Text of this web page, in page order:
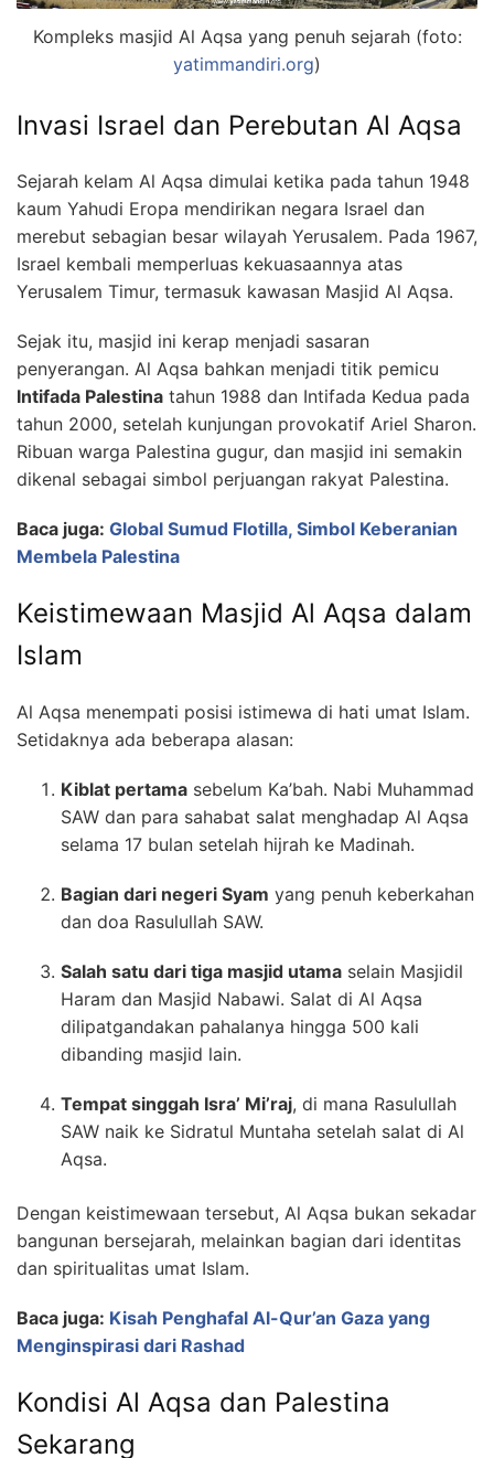
Kompleks masjid Al Aqsa yang penuh sejarah (foto:
yatimmandiri.org)
Invasi Israel dan Perebutan Al Aqsa
Sejarah kelam Al Aqsa dimulai ketika pada tahun 1948
kaum Yahudi Eropa mendirikan negara Israel dan
merebut sebagian besar wilayah Yerusalem. Pada 1967,
Israel kembali memperluas kekuasaannya atas
Yerusalem Timur, termasuk kawasan Masjid Al Aqsa.
Sejak itu, masjid ini kerap menjadi sasaran
penyerangan. Al Aqsa bahkan menjadi titik pemicu
Intifada Palestina tahun 1988 dan Intifada Kedua pada
tahun 2000, setelah kunjungan provokatif Ariel Sharon.
Ribuan warga Palestina gugur, dan masjid ini semakin
dikenal sebagai simbol perjuangan rakyat Palestina.
Baca juga: Global Sumud Flotilla, Simbol Keberanian
Membela Palestina
Keistimewaan Masjid Al Aqsa dalam
Islam
Al Aqsa menempati posisi istimewa di hati umat Islam.
Setidaknya ada beberapa alasan:
Kiblat pertama sebelum Ka’bah. Nabi Muhammad
SAW dan para sahabat salat menghadap Al Aqsa
selama 17 bulan setelah hijrah ke Madinah.
Bagian dari negeri Syam yang penuh keberkahan
dan doa Rasulullah SAW.
Salah satu dari tiga masjid utama selain Masjidil
Haram dan Masjid Nabawi. Salat di Al Aqsa
dilipatgandakan pahalanya hingga 500 kali
dibanding masjid lain.
Tempat singgah Isra’ Mi’raj, di mana Rasulullah
SAW naik ke Sidratul Muntaha setelah salat di Al
Aqsa.
Dengan keistimewaan tersebut, Al Aqsa bukan sekadar
bangunan bersejarah, melainkan bagian dari identitas
dan spiritualitas umat Islam.
Baca juga: Kisah Penghafal Al-Qur’an Gaza yang
Menginspirasi dari Rashad
Kondisi Al Aqsa dan Palestina
Sekarang